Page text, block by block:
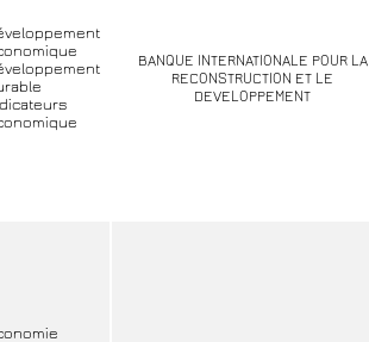
BANQUE INTERNATIONALE POUR LA
RECONSTRUCTION ET LE
DEVELOPPEMENT